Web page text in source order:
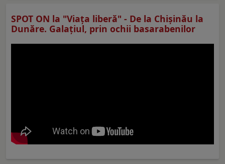
SPOT ON la "Viaţa liberă" - De la Chișinău la
Dunăre. Galațiul, prin ochii basarabenilor